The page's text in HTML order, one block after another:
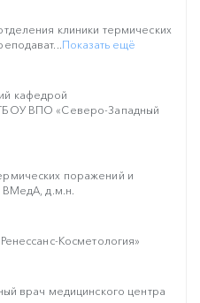
клиники термических
Показать ещё
кафедрой
ВПО «Северо-Западный
поражений и
ВМедА, д.м.н.
Косметология»
врач медицинского центра